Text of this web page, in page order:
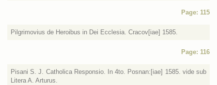
Page: 115
Pilgrimovius de Heroibus in Dei Ecclesia. Cracov[iae] 1585.
Page: 116
Pisani S. J. Catholica Responsio. In 4to. Posnan:[iae] 1585. vide sub
Litera A. Arturus.